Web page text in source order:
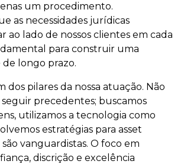
um procedimento.
as necessidades jurídicas
ao lado de nossos clientes em cada
para construir uma
de longo prazo.
dos pilares da nossa atuação. Não
seguir precedentes; buscamos
utilizamos a tecnologia como
estratégias para asset
vanguardistas. O foco em
discrição e excelência